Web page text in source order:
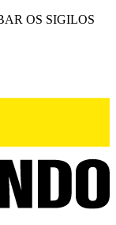
OS SIGILOS